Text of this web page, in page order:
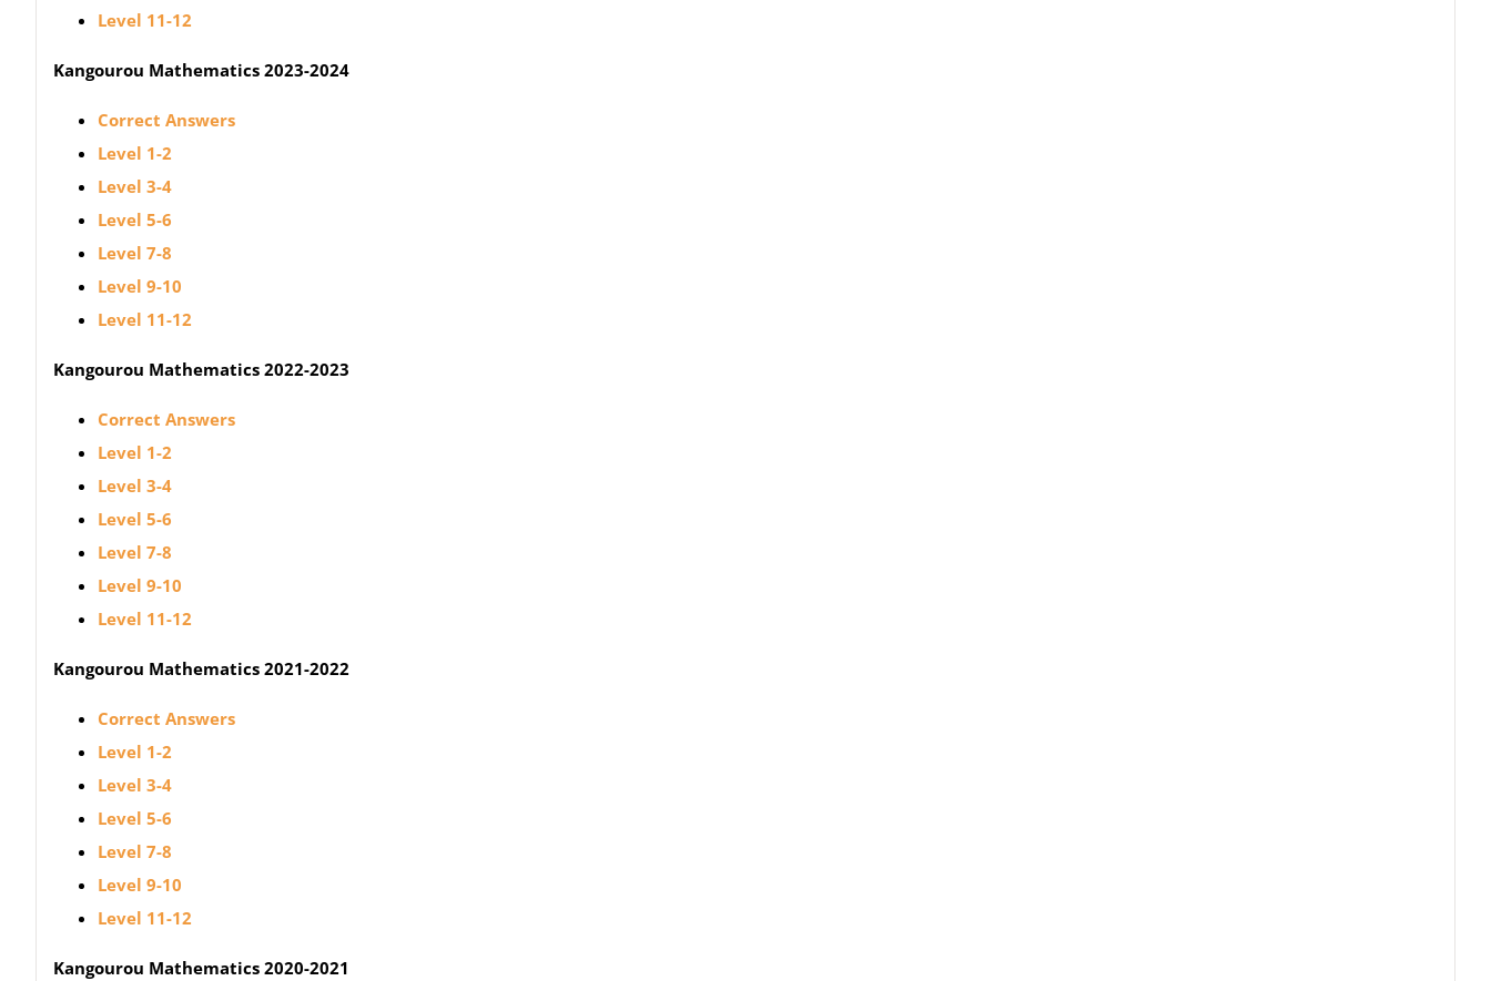
Level 11-12
Kangourou Mathematics 2023-2024
Correct Answers
Level 1-2
Level 3-4
Level 5-6
Level 7-8
Level 9-10
Level 11-12
Kangourou Mathematics 2022-2023
Correct Answers
Level 1-2
Level 3-4
Level 5-6
Level 7-8
Level 9-10
Level 11-12
Kangourou Mathematics 2021-2022
Correct Answers
Level 1-2
Level 3-4
Level 5-6
Level 7-8
Level 9-10
Level 11-12
Kangourou Mathematics 2020-2021